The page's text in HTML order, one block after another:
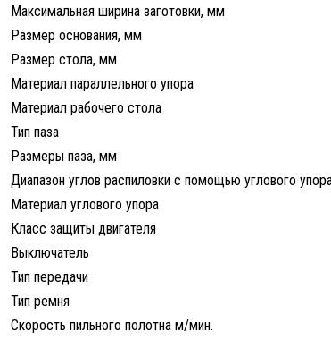
Максимальная ширина заготовки, мм
Размер основания, мм
Размер стола, мм
Материал параллельного упора
Материал рабочего стола
Тип паза
Размеры паза, мм
Диапазон углов распиловки с помощью углового
Материал углового упора
Класс защиты двигателя
Выключатель
Тип передачи
Тип ремня
Скорость пильного полотна м/мин.